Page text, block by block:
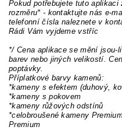
Pokud potřebujete tuto
rozměru* - kontaktujte nás e-
telefonní čísla naleznete v
Rádi Vám vyjdeme vstříc
*/ Cena aplikace se mění
barev nebo jiných velikostí.
poptávky.
Příplatkové barvy kamenů:
*kameny s efektem (duhový,
*kameny s pokovem
*kameny růžových odstínů
*celobroušené kameny
Premium